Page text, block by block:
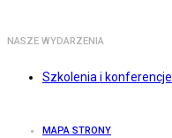
NASZE WYDARZENIA
Szkolenia i konferencje
MAPA STRONY